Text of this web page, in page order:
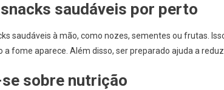
saudáveis por perto
saudáveis à mão, como nozes, sementes ou frutas.
a fome aparece. Além disso, ser preparado ajuda a
sobre nutrição